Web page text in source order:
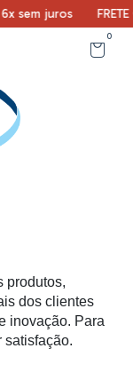
sem juros FRETE
0
produtos,
dos clientes
inovação. Para
satisfação.